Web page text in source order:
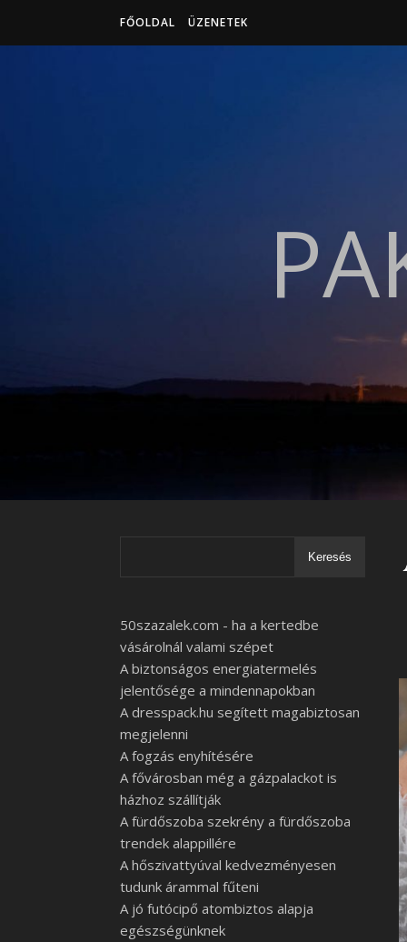
FŐOLDAL ÜZENETEK
Keresés
50szazalek.com - ha a kertedbe
vásárolnál valami szépet
A biztonságos energiatermelés
jelentősége a mindennapokban
A dresspack.hu segített magabiztosan
megjelenni
A fogzás enyhítésére
A fővárosban még a gázpalackot is
házhoz szállítják
A fürdőszoba szekrény a fürdőszoba
trendek alappillére
A hőszivattyúval kedvezményesen
tudunk árammal fűteni
A jó futócipő atombiztos alapja
egészségünknek